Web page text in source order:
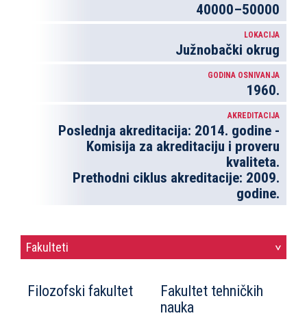
40000–50000
LOKACIJA
Južnobački okrug
GODINA OSNIVANJA
1960.
AKREDITACIJA
Poslednja akreditacija: 2014. godine -
Komisija za akreditaciju i proveru
kvaliteta.
Prethodni ciklus akreditacije: 2009.
godine.
Fakulteti >
Filozofski fakultet
Fakultet tehničkih
nauka